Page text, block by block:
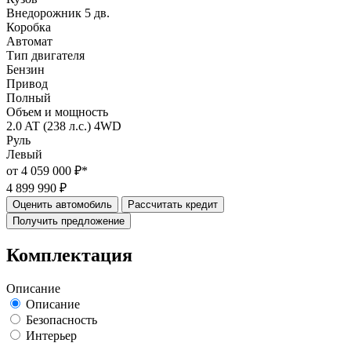
Внедорожник 5 дв.
Коробка
Автомат
Тип двигателя
Бензин
Привод
Полный
Объем и мощность
2.0 AT (238 л.с.) 4WD
Руль
Левый
от 4 059 000 ₽*
4 899 990 ₽
Оценить автомобиль
Рассчитать кредит
Получить предложение
Комплектация
Описание
Описание
Безопасность
Интерьер